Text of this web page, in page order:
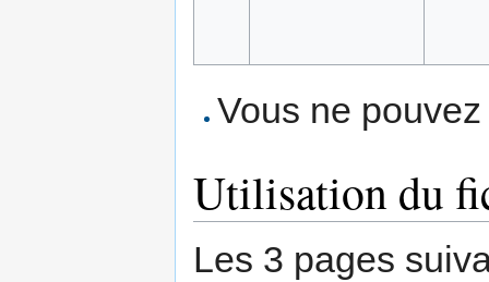
Vous ne
Utilisation du
Les 3 pages